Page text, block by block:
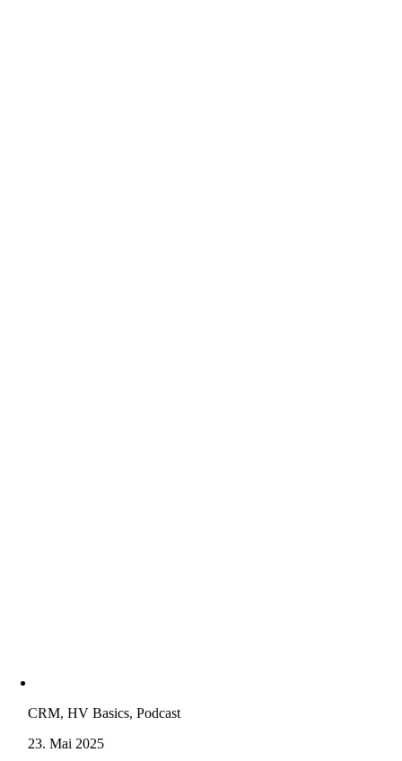
CRM, HV Basics, Podcast
23. Mai 2025